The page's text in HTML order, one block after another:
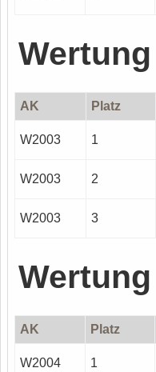
AK Platz
W2003 1
W2003 2
W2003 3
AK Platz
W2004 1